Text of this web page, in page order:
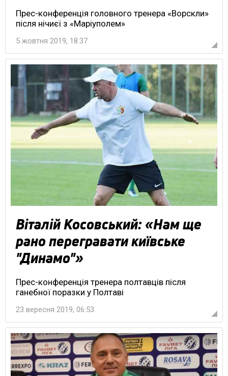
Прес-конференція головного тренера «Ворскли»
після нічиєї з «Маріуполем»
5 жовтня 2019, 18:37
Віталій Косовський: «Нам ще
рано перегравати київське
"Динамо"»
Прес-конференція тренера полтавців після
ганебної поразки у Полтаві
23 вересня 2019, 06:53